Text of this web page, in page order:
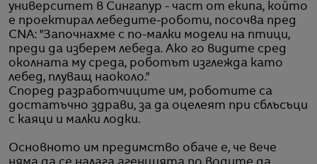
университет в Сингапур - част от екипа, който
е проектирал лебедите-роботи, посочва пред
CNA: "Започнахме с по-малки модели на птици,
преди да изберем лебеда. Ако го видите сред
околната му среда, роботът изглежда като
лебед, плуващ наоколо."
Според разработчиците им, роботите са
достатъчно здрави, за да оцелеят при сблъсъци
с каяци и малки лодки.
Основното им предимство обаче е, че вече